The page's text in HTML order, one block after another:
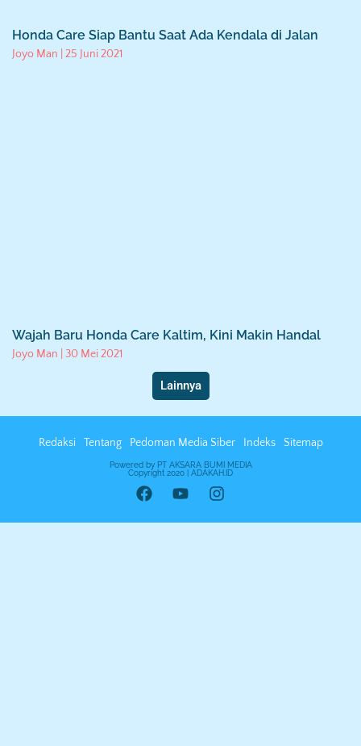
Honda Care Siap Bantu Saat Ada Kendala di Jalan
Joyo Man 25 Juni 2021
Wajah Baru Honda Care Kaltim, Kini Makin Handal
Joyo Man 30 Mei 2021
Lainnya
Redaksi Tentang Pedoman Media Siber Indeks Sitemap
Powered by PT AKSARA BUMI MEDIA
Copyright 2020 | ADAKAH.ID